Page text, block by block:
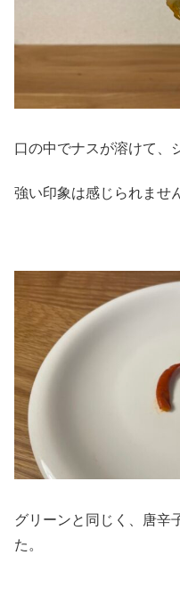
口の中でナスが溶けて、
強い印象は感じられませ
グリーンと同じく、唐辛
た。